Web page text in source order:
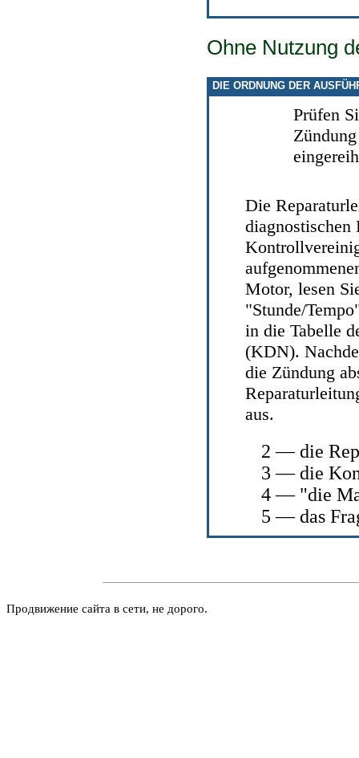
Ohne Nutzung
DIE ORDNUNG DER
Prüfen
Die
diagnostischen
Motor, lesen
"Stunde/
in die Tabelle
(KDN).
die Zündung
aus.
2 — die
3 — die
4 — "die
5 — das
Продвижение сайта в сети, не дорого.